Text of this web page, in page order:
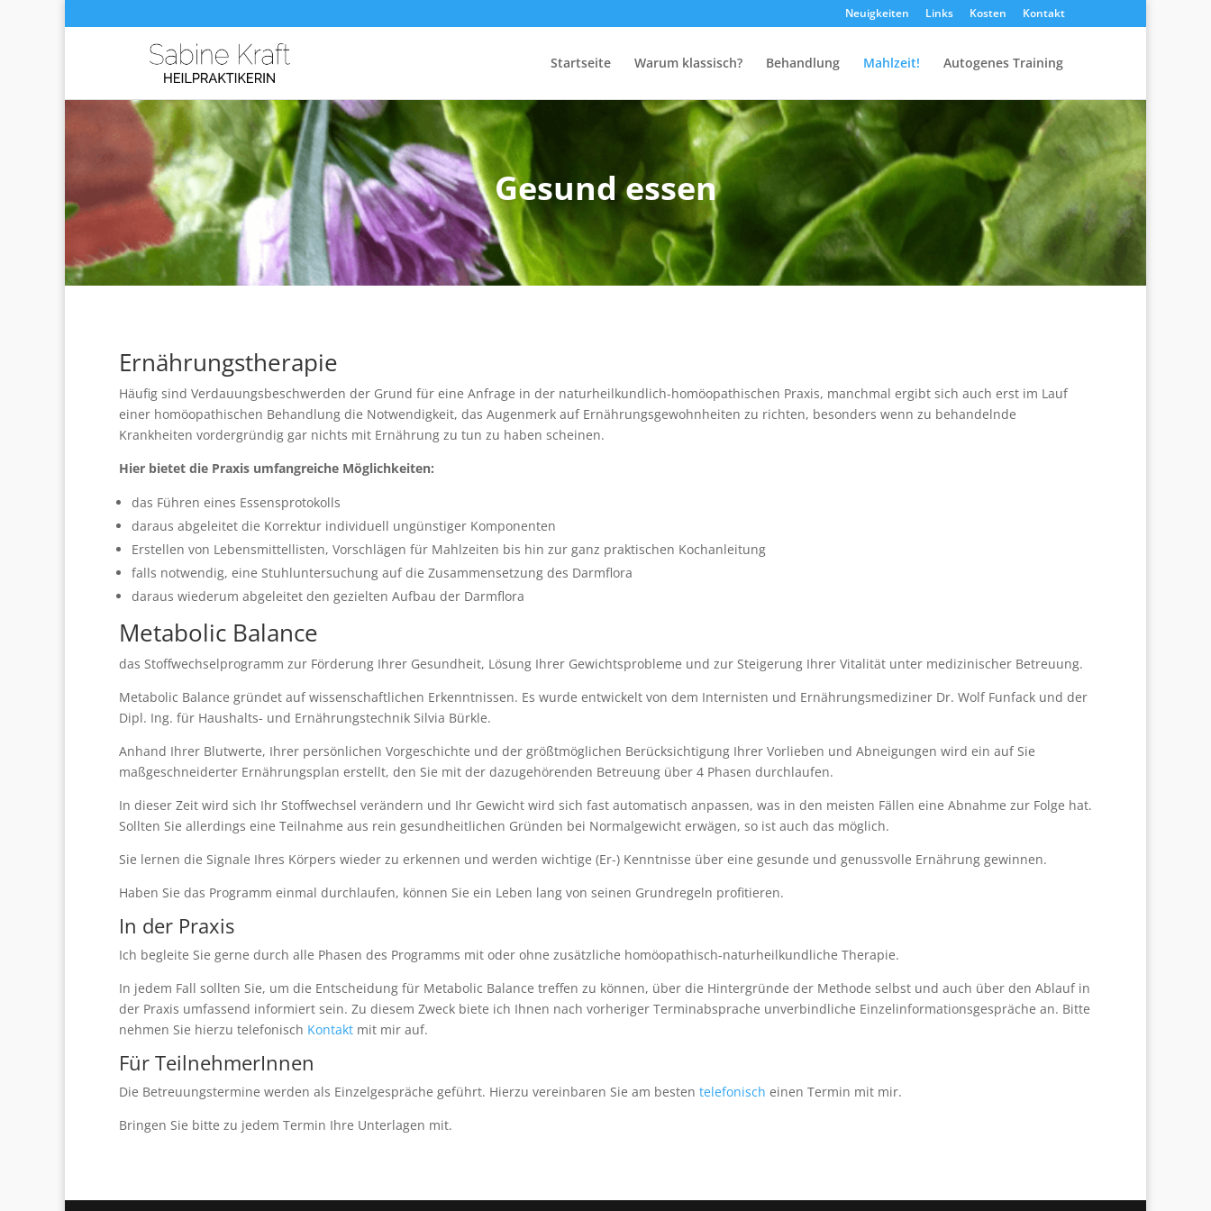
Neuigkeiten Links Kosten Kontakt
Startseite Warum klassisch? Behandlung Mahlzeit! Autogenes Training
Gesund essen
Ernährungstherapie
Häufig sind Verdauungsbeschwerden der Grund für eine Anfrage in der naturheilkundlich-homöopathischen Praxis, manchmal ergibt sich auch erst im Lauf
einer homöopathischen Behandlung die Notwendigkeit, das Augenmerk auf Ernährungsgewohnheiten zu richten, besonders wenn zu behandelnde
Krankheiten vordergründig gar nichts mit Ernährung zu tun zu haben scheinen.
Hier bietet die Praxis umfangreiche Möglichkeiten:
das Führen eines Essensprotokolls
daraus abgeleitet die Korrektur individuell ungünstiger Komponenten
Erstellen von Lebensmittellisten, Vorschlägen für Mahlzeiten bis hin zur ganz praktischen Kochanleitung
falls notwendig, eine Stuhluntersuchung auf die Zusammensetzung des Darmflora
daraus wiederum abgeleitet den gezielten Aufbau der Darmflora
Metabolic Balance
das Stoffwechselprogramm zur Förderung Ihrer Gesundheit, Lösung Ihrer Gewichtsprobleme und zur Steigerung Ihrer Vitalität unter medizinischer Betreuung.
Metabolic Balance gründet auf wissenschaftlichen Erkenntnissen. Es wurde entwickelt von dem Internisten und Ernährungsmediziner Dr. Wolf Funfack und der
Dipl. Ing. für Haushalts- und Ernährungstechnik Silvia Bürkle.
Anhand Ihrer Blutwerte, Ihrer persönlichen Vorgeschichte und der größtmöglichen Berücksichtigung Ihrer Vorlieben und Abneigungen wird ein auf Sie
maßgeschneiderter Ernährungsplan erstellt, den Sie mit der dazugehörenden Betreuung über 4 Phasen durchlaufen.
In dieser Zeit wird sich Ihr Stoffwechsel verändern und Ihr Gewicht wird sich fast automatisch anpassen, was in den meisten Fällen eine Abnahme zur Folge hat.
Sollten Sie allerdings eine Teilnahme aus rein gesundheitlichen Gründen bei Normalgewicht erwägen, so ist auch das möglich.
Sie lernen die Signale Ihres Körpers wieder zu erkennen und werden wichtige (Er-) Kenntnisse über eine gesunde und genussvolle Ernährung gewinnen.
Haben Sie das Programm einmal durchlaufen, können Sie ein Leben lang von seinen Grundregeln profitieren.
In der Praxis
Ich begleite Sie gerne durch alle Phasen des Programms mit oder ohne zusätzliche homöopathisch-naturheilkundliche Therapie.
In jedem Fall sollten Sie, um die Entscheidung für Metabolic Balance treffen zu können, über die Hintergründe der Methode selbst und auch über den Ablauf in
der Praxis umfassend informiert sein. Zu diesem Zweck biete ich Ihnen nach vorheriger Terminabsprache unverbindliche Einzelinformationsgespräche an. Bitte
nehmen Sie hierzu telefonisch Kontakt mit mir auf.
Für TeilnehmerInnen
Die Betreuungstermine werden als Einzelgespräche geführt. Hierzu vereinbaren Sie am besten telefonisch einen Termin mit mir.
Bringen Sie bitte zu jedem Termin Ihre Unterlagen mit.